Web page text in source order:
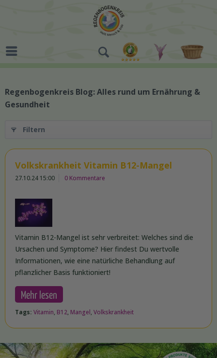
Regenbogenkreis Blog: Alles rund um Ernährung &
Gesundheit
Filtern
Volkskrankheit Vitamin B12-Mangel
27.10.24 15:00 0 Kommentare
Vitamin B12-Mangel ist sehr verbreitet: Welches sind die
Ursachen und Symptome? Hier findest Du wertvolle
Informationen, wie eine natürliche Behandlung auf
pflanzlicher Basis funktioniert!
Mehr lesen
Tags: Vitamin, B12, Mangel, Volkskrankheit